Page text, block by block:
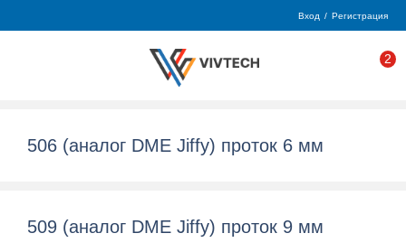
Вход / Регистрация
2
506 (аналог DME Jiffy) проток 6 мм
509 (аналог DME Jiffy) проток 9 мм